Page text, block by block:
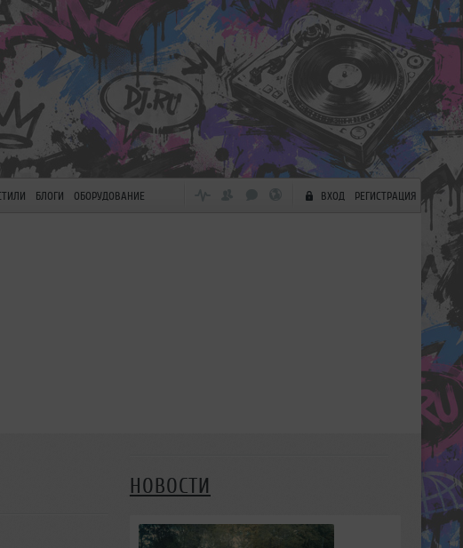
БЛОГИ ОБОРУДОВАНИЕ ВХОД РЕГИСТРАЦИЯ
НОВОСТИ